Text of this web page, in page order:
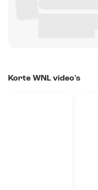
Korte WNL video's